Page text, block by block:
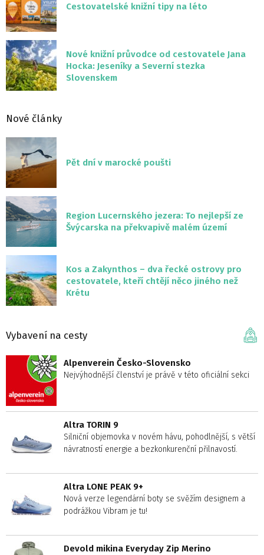
Cestovatelské knižní tipy na léto
Nové knižní průvodce od cestovatele Jana
Hocka: Jeseníky a Severní stezka
Slovenskem
Nové články
Pět dní v marocké poušti
Region Lucernského jezera: To nejlepší ze
Švýcarska na překvapivě malém území
Kos a Zakynthos – dva řecké ostrovy pro
cestovatele, kteří chtějí něco jiného než
Krétu
Vybavení na cesty
Alpenverein Česko-Slovensko
Nejvýhodnější členství je právě v této oficiální sekci
Altra TORIN 9
Silniční objemovka v novém hávu, pohodlnější, s větší
návratností energie a bezkonkurenční přilnavostí.
Altra LONE PEAK 9+
Nová verze legendární boty se svěžím designem a
podrážkou Vibram je tu!
Devold mikina Everyday Zip Merino